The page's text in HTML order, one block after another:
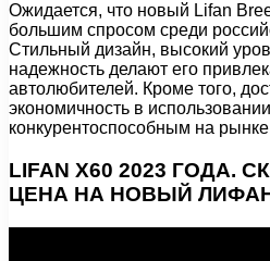
Ожидается, что новый Lifan
большим спросом среди
Стильный дизайн, высокий
надежность делают его
автолюбителей. Кроме того,
экономичность в
конкурентоспособным на
LIFAN X60 2023 ГОДА.
ЦЕНА НА НОВЫЙ ЛИФАН